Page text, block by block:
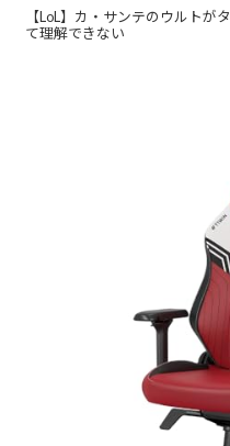
【LoL】カ・サンテのウルトが
て理解できない